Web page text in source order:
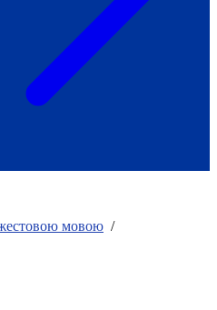
Говоримо коротко про наболіле
тиждень глухих людей
Всеукраїнський челендж «Молодь
співає»
мову.
заявок 2023
успіхів, які надихають»
мовою
мовою /